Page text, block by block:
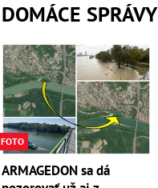
DOMÁCE SPRÁVY
FOTO
ARMAGEDON sa dá